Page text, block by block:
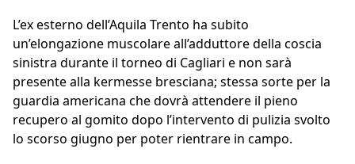
L’ex esterno dell’Aquila Trento ha subito
un’elongazione muscolare all’adduttore della coscia
sinistra durante il torneo di Cagliari e non sarà
presente alla kermesse bresciana; stessa sorte per la
guardia americana che dovrà attendere il pieno
recupero al gomito dopo l’intervento di pulizia svolto
lo scorso giugno per poter rientrare in campo.